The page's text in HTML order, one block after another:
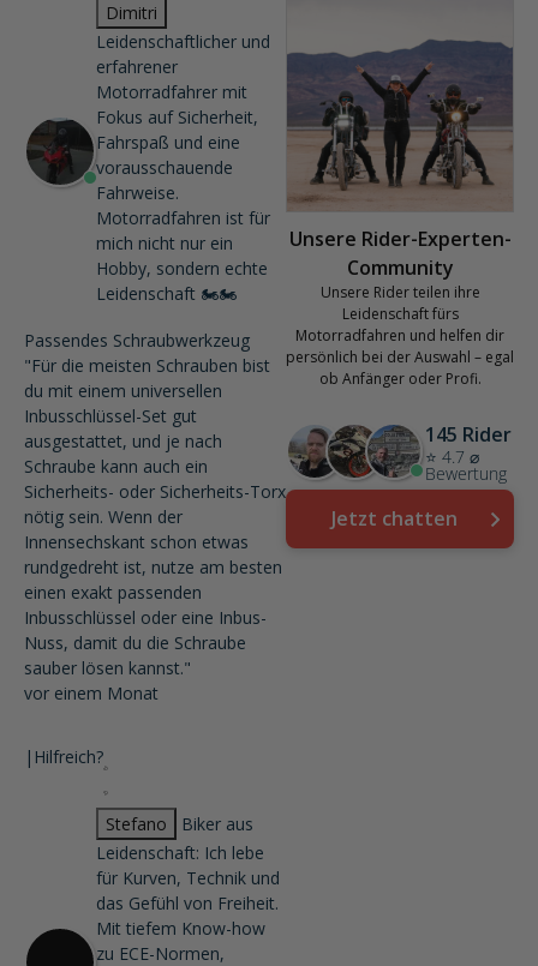
Dimitri
Leidenschaftlicher und
erfahrener
Motorradfahrer mit
Fokus auf Sicherheit,
Fahrspaß und eine
vorausschauende
Fahrweise.
Motorradfahren ist für
mich nicht nur ein
Hobby, sondern echte
Leidenschaft 🏍️🏍️
Passendes Schraubwerkzeug
"Für die meisten Schrauben bist
du mit einem universellen
Inbusschlüssel-Set gut
ausgestattet, und je nach
Schraube kann auch ein
Sicherheits- oder Sicherheits-Torx
nötig sein. Wenn der
Innensechskant schon etwas
rundgedreht ist, nutze am besten
einen exakt passenden
Inbusschlüssel oder eine Inbus-
Nuss, damit du die Schraube
sauber lösen kannst."
vor einem Monat
| Hilfreich?
Stefano
Biker aus
Leidenschaft: Ich lebe
für Kurven, Technik und
das Gefühl von Freiheit.
Mit tiefem Know-how
zu ECE-Normen,
Unsere Rider-Experten-
Community
Unsere Rider teilen ihre
Leidenschaft fürs
Motorradfahren und helfen dir
persönlich bei der Auswahl – egal
ob Anfänger oder Profi.
145 Rider
⭐ 4.7 ⌀
Bewertung
Jetzt chatten